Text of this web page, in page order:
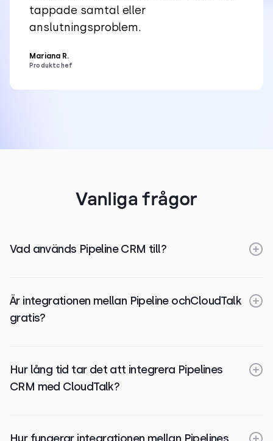
tappade samtal eller
anslutningsproblem.
Mariana R.
Produktchef
Vanliga frågor
Vad används Pipeline CRM till?
Är integrationen mellan Pipeline ochCloudTalk
gratis?
Hur lång tid tar det att integrera Pipelines
CRM med CloudTalk?
Hur fungerar integrationen mellan Pipelines